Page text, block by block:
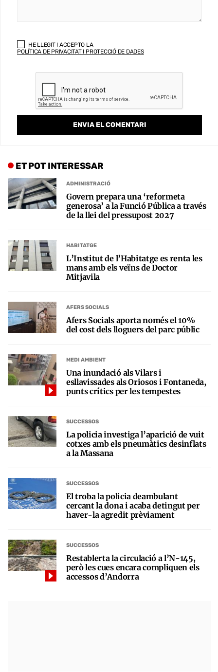
HE LLEGIT I ACCEPTO LA
POLÍTICA DE PRIVACITAT I PROTECCIÓ DE DADES
ET POT INTERESSAR
ADMINISTRACIÓ
Govern prepara una ‘reformeta
generosa’ a la Funció Pública a través
de la llei del pressupost 2027
HABITATGE
L’Institut de l’Habitatge es renta les
mans amb els veïns de Doctor
Mitjavila
AFERS SOCIALS
Afers Socials aporta només el 10%
del cost dels lloguers del parc públic
MEDI AMBIENT
Una inundació als Vilars i
esllavissades als Oriosos i Fontaneda,
punts crítics per les tempestes
SUCCESSOS
La policia investiga l’aparició de vuit
cotxes amb els pneumàtics desinflats
a la Massana
SUCCESSOS
El troba la policia deambulant
cercant la dona i acaba detingut per
haver-la agredit prèviament
SUCCESSOS
Restablerta la circulació a l’N-145,
però les cues encara compliquen els
accessos d’Andorra